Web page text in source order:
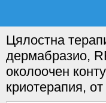
Цялостна
дермабразио,
околоочен
криотерапия,